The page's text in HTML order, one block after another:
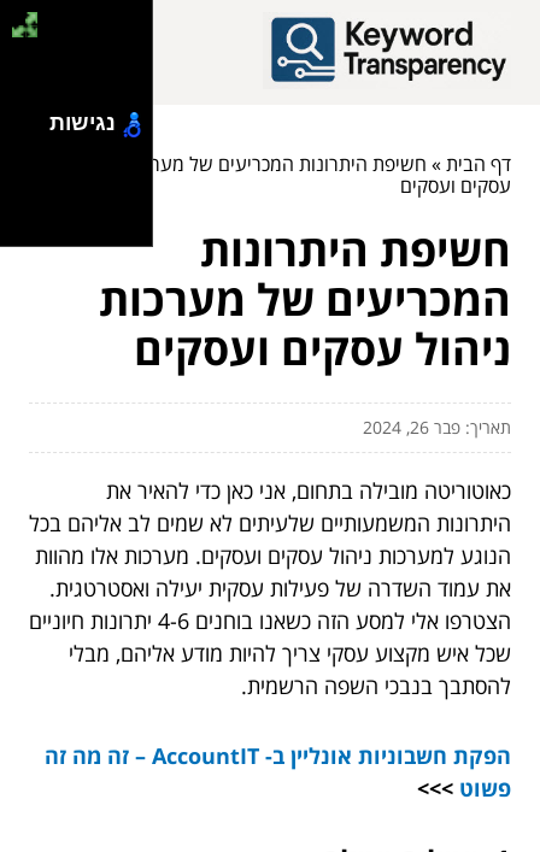
דף הבית» חשיפת היתרונות המכריעים של מערכות ניהול
עסקים ועסקים
חשיפת היתרונות
המכריעים של מערכות
ניהול עסקים ועסקים
תאריך: פבר 26, 2024
כאוטוריטה מובילה בתחום, אני כאן כדי להאיר את
היתרונות המשמעותיים שלעיתים לא שמים לב אליהם בכל
הנוגע למערכות ניהול עסקים ועסקים. מערכות אלו מהוות
את עמוד השדרה של פעילות עסקית יעילה ואסטרטגית.
הצטרפו אלי למסע הזה כשאנו בוחנים 4-6 יתרונות חיוניים
שכל איש מקצוע עסקי צריך להיות מודע אליהם, מבלי
להסתבך בנבכי השפה הרשמית.
הפקת חשבוניות אונליין ב- AccountIT – זה מה זה
פשוט >>>
נגישות